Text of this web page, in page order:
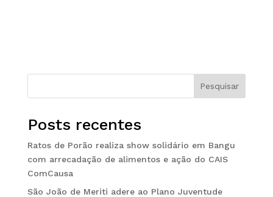
Pesquisar
Posts recentes
Ratos de Porão realiza show solidário em Bangu
com arrecadação de alimentos e ação do CAIS
ComCausa
São João de Meriti adere ao Plano Juventude